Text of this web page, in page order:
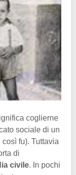
coglierne
sociale di un
fu). Tuttavia
di
civile. In pochi